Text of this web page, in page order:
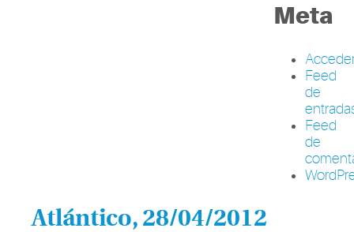
Meta
Feed
de
Feed
de
Atlántico, 28/04/2012